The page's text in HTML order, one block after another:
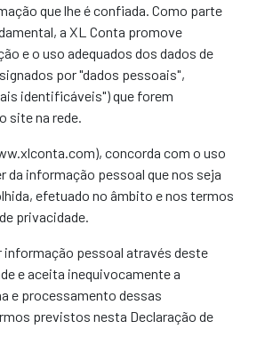
que lhe é confiada. Como parte
a XL Conta promove
e o uso adequados dos dados de
por "dados pessoais",
identificáveis") que forem
site na rede.
concorda com o uso
da informação pessoal que nos seja
efetuado no âmbito e nos termos
privacidade.
informação pessoal através deste
e aceita inequivocamente a
e processamento dessas
previstos nesta Declaração de